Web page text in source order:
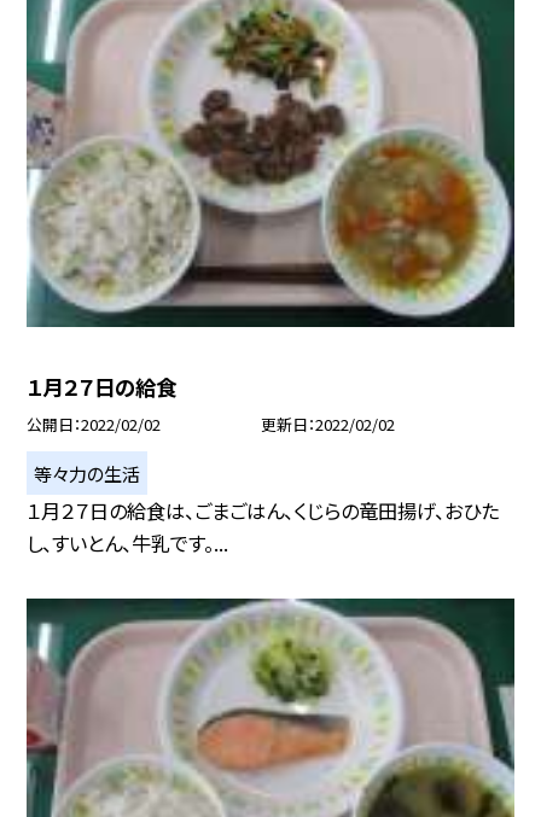
１月２７日の給食
公開日 2022/02/02 更新日 2022/02/02
等々力の生活
１月２７日の給食は、ごまごはん、くじらの竜田揚げ、おひた
し、すいとん、牛乳です。...